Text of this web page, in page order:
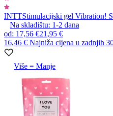
INTTStimulacijski gel Vibration!
Na skladištu: 1-2 dana
od: 17,56 €21,95 €
16,46 € Najniža cijena u zadnjih
Više = Manje